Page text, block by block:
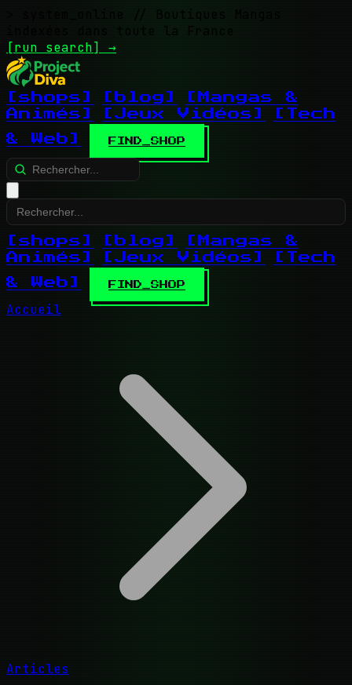
// Boutiques Mangas
indexées dans toute la France
[run search] →
[shops] [blog]
[Mangas &
Animés]
[Jeux Vidéos]
[Tech
& Web]
FIND_SHOP
[shops] [blog]
[Mangas &
Animés]
[Jeux Vidéos]
[Tech
& Web]
FIND_SHOP
Accueil
Articles